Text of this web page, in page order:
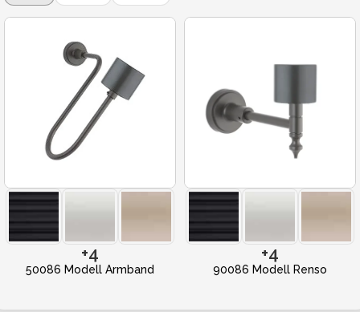
+4
50086 Modell Armband
+4
90086 Modell Renso